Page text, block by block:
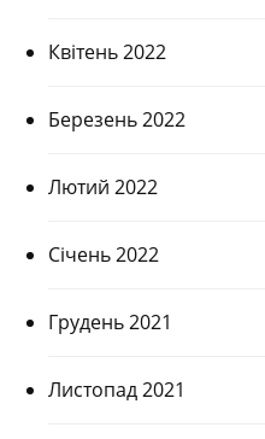
Квітень 2022
Березень 2022
Лютий 2022
Січень 2022
Грудень 2021
Листопад 2021